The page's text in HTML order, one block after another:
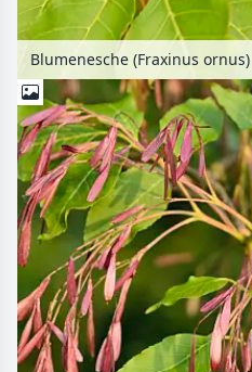
Blumenesche (Fraxinus ornus)